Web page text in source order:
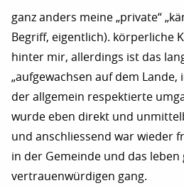
ganz anders meine „private“
Begriff, eigentlich). körperliche
hinter mir, allerdings ist das
„aufgewachsen auf dem Lande,
der allgemein respektierte
wurde eben direkt und
und anschliessend war wieder
in der Gemeinde und das
vertrauenwürdigen gang.